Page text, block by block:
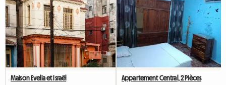
Maison Evelia et Israël Appartement Central, 2 Pièces